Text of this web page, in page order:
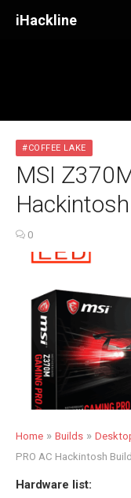
iHackline
#COFFEE LAKE
MSI
0
Home » Builds »
PRO AC Hackintosh
Hardware list: